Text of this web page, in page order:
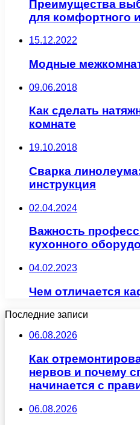
Преимущества
для комфортного
15.12.2022
Модные
09.06.2018
Как сделать
комнате
19.10.2018
Сварка
инструкция
02.04.2024
Важность
кухонного
04.02.2023
Чем отличается
Последние записи
06.08.2026
Как
нервов и почему
начинается с
06.08.2026